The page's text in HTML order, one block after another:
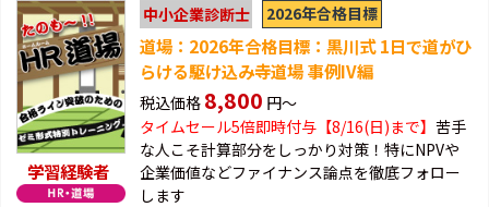
学習経験者
中小企業診断士 2026年合格目標
道場：2026年合格目標：黒川式 1日で道がひ
らける駆け込み寺道場 事例IV編
税込価格 8,800 円～
タイムセール5倍即時付与【8/16(日)まで】 苦手
な人こそ計算部分をしっかり対策！特にNPVや
企業価値などファイナンス論点を徹底フォロー
します